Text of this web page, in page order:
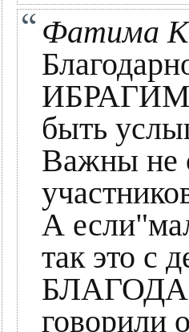
Фатима К
быть
Важны не
А
так это